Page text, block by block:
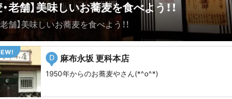
・老舗】美味しいお蕎麦を食べよう！！
老舗】美味しいお蕎麦を食べよう！！
D 麻布永坂 更科本店
1950年からのお蕎麦やさん(*^o^*)